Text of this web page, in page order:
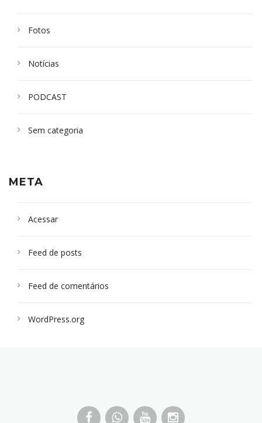
Fotos
Notícias
PODCAST
Sem categoria
META
Acessar
Feed de posts
Feed de comentários
WordPress.org